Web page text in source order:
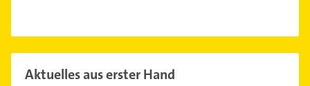
Aktuelles aus erster Hand